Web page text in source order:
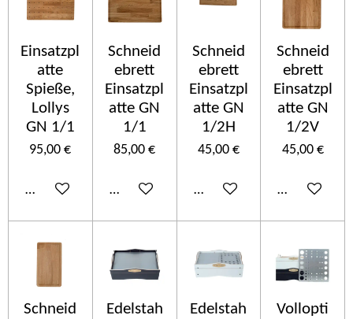
Einsatzpl
atte
Spieße,
Lollys
GN 1/1
95,00 €
Añadir al carrito
Schneid
ebrett
Einsatzpl
atte GN
1/1
85,00 €
Añadir al carrito
Schneid
ebrett
Einsatzpl
atte GN
1/2H
45,00 €
Añadir al carrito
Schneid
ebrett
Einsatzpl
atte GN
1/2V
45,00 €
Añadir al
Schneid
Edelstah
Edelstah
Vollopti